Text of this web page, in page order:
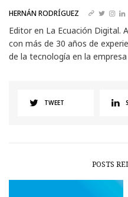
HERNÁN RODRÍGUEZ
Editor en La Ecuación Digital.
con más de 30 años de
de la tecnología en la
TWEET
POSTS